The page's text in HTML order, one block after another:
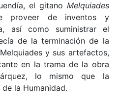
el gitano Melquiades
proveer de inventos y
así como suministrar el
de la terminación de la
y sus artefactos,
en la trama de la obra
lo mismo que la
la Humanidad.